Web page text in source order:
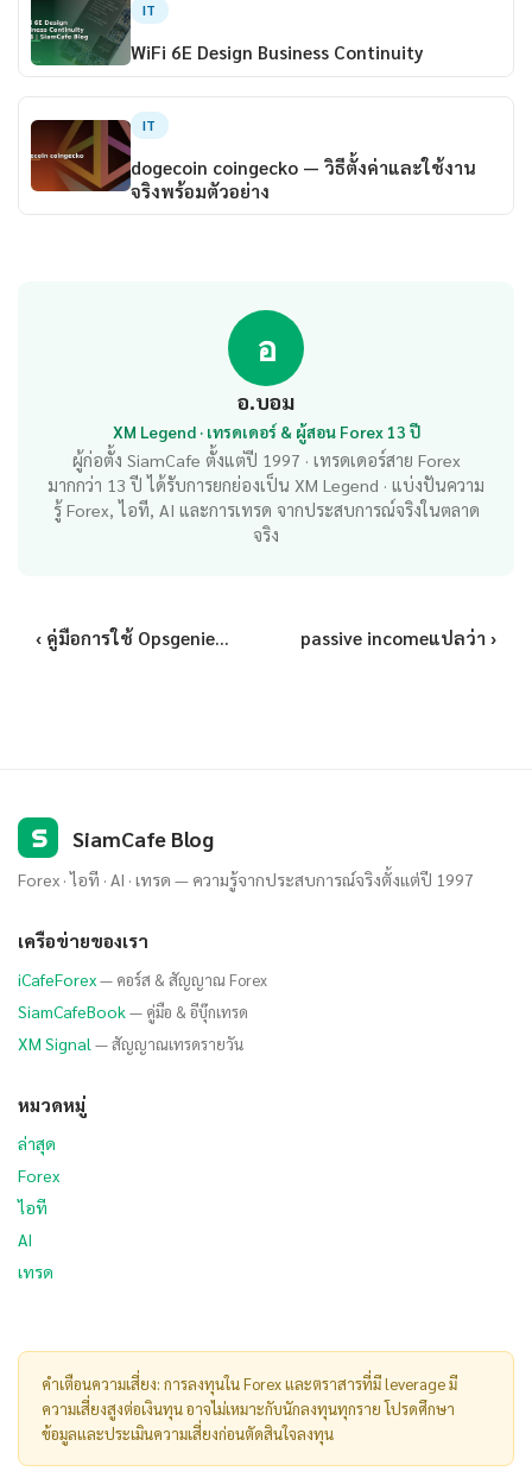
IT
WiFi 6E Design Business Continuity
IT
dogecoin coingecko — วิธีตั้งค่าและใช้งาน
จริงพร้อมตัวอย่าง
อ
อ.บอม
XM Legend · เทรดเดอร์ & ผู้สอน Forex 13 ปี
ผู้ก่อตั้ง SiamCafe ตั้งแต่ปี 1997 · เทรดเดอร์สาย Forex
มากกว่า 13 ปี ได้รับการยกย่องเป็น XM Legend · แบ่งปันความ
รู้ Forex, ไอที, AI และการเทรด จากประสบการณ์จริงในตลาด
จริง
‹ คู่มือการใช้ Opsgenie... passive incomeแปลว่า ›
S SiamCafe Blog
Forex · ไอที · AI · เทรด — ความรู้จากประสบการณ์จริงตั้งแต่ปี 1997
เครือข่ายของเรา
iCafeForex— คอร์ส & สัญญาณ Forex
SiamCafeBook— คู่มือ & อีบุ๊กเทรด
XM Signal — สัญญาณเทรดรายวัน
หมวดหมู่
ล่าสุด
Forex
ไอที
AI
เทรด
คำเตือนความเสี่ยง: การลงทุนใน Forex และตราสารที่มี leverage มี
ความเสี่ยงสูงต่อเงินทุน อาจไม่เหมาะกับนักลงทุนทุกราย โปรดศึกษา
ข้อมูลและประเมินความเสี่ยงก่อนตัดสินใจลงทุน